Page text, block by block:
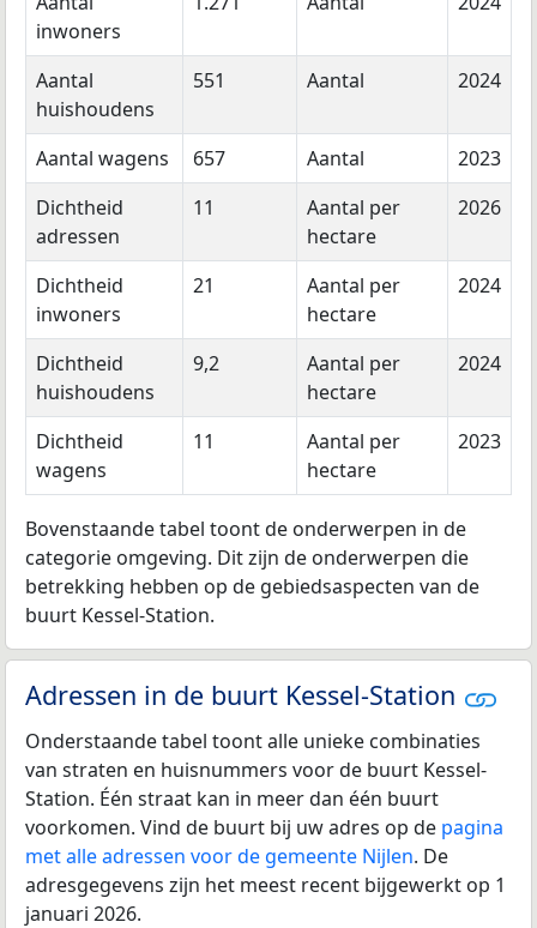
inwoners
Aantal
huishoudens
551 Aantal 2024
Aantal wagens 657 Aantal
2023
Dichtheid
adressen
11
Aantal per
hectare
2026
Dichtheid
inwoners
21
Aantal per
hectare
2024
Dichtheid
huishoudens
9,2
Aantal per
hectare
2024
Dichtheid
wagens
11
Aantal per
hectare
2023
Bovenstaande tabel toont de onderwerpen in de
categorie omgeving. Dit zijn de onderwerpen die
betrekking hebben op de gebiedsaspecten van de
buurt Kessel-Station.
Adressen in de buurt Kessel-Station
Onderstaande tabel toont alle unieke combinaties
van straten en huisnummers voor de buurt Kessel-
Station. Één straat kan in meer dan één buurt
voorkomen. Vind de buurt bij uw adres op de pagina
met alle adressen voor de gemeente Nijlen. De
adresgegevens zijn het meest recent bijgewerkt op 1
januari 2026.